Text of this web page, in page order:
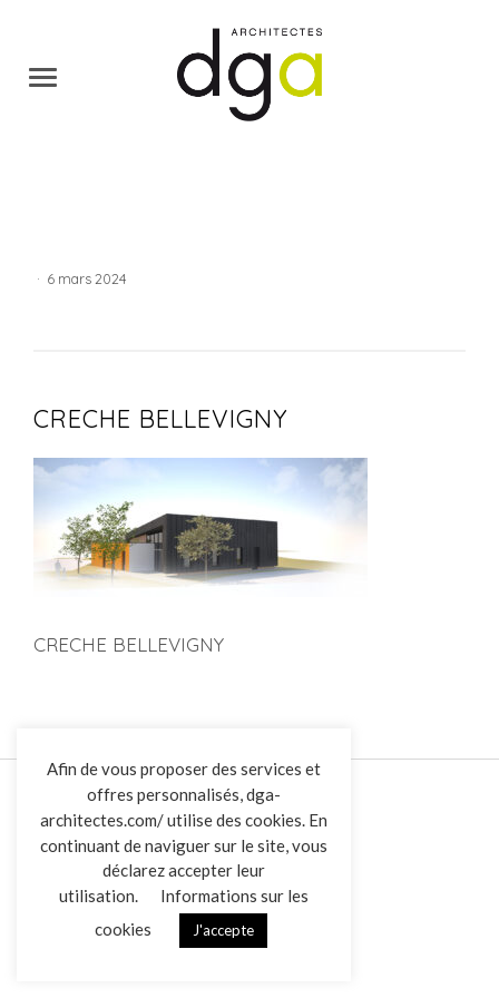
L’AGENCE
RÉALISATIONS
ACTUALITÉS
CONTACT
· 6 mars 2024
CRECHE BELLEVIGNY
CRECHE BELLEVIGNY
Overview
Afin de vous proposer des services et
offres personnalisés, dga-
architectes.com/ utilise des cookies. En
continuant de naviguer sur le site, vous
déclarez accepter leur
utilisation.
Informations sur les
cookies
J'accepte